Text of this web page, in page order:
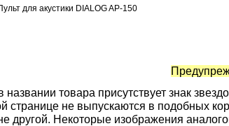
для акустики DIALOG AP-150
названии товара присутствует знак
странице не выпускаются в подобных
другой. Некоторые изображения